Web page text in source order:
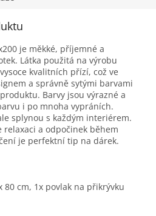
je měkké, příjemné a
Látka použitá na výrobu
kvalitních přízí, což ve
a správně sytými barvami
Barvy jsou výrazné a
i po mnoha vypráních.
splynou s každým interiérem.
a odpočinek během
je perfektní tip na dárek.
80 cm, 1x povlak na přikrývku